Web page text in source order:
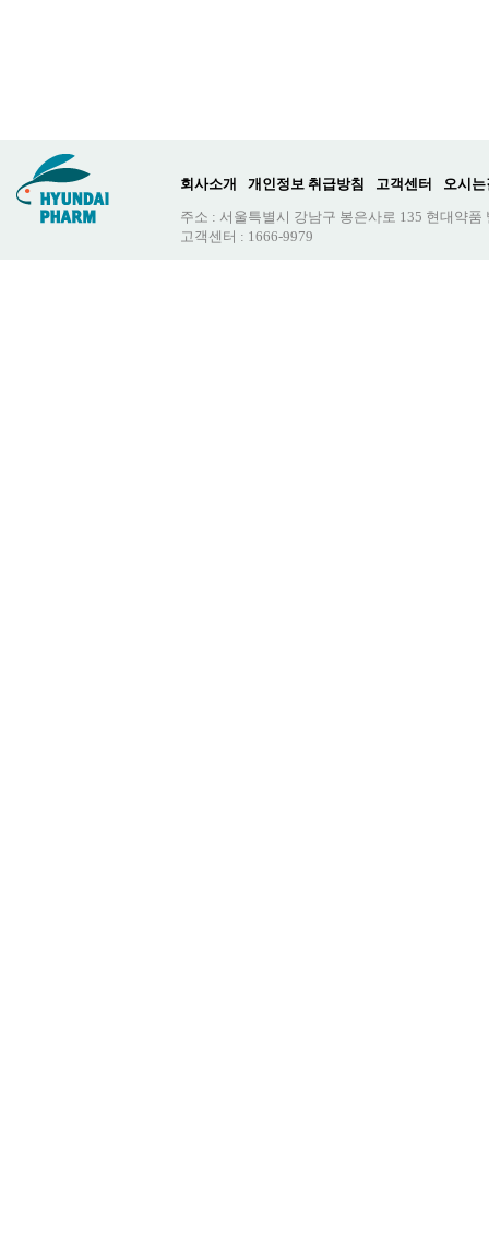
회사소개 개인정보 취급방침 고객센터
오시는
주소 : 서울특별시 강남구 봉은사로 135 현대약품
고객센터 : 1666-9979